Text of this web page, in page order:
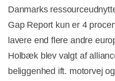
Danmarks
Gap Report kun er 4
lavere end flere andre
Holbæk blev valgt af
beliggenhed ift. motorvej